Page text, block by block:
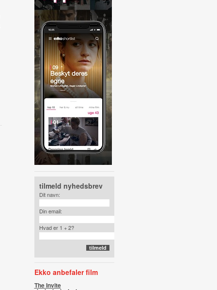
tilmeld nyhedsbrev
Dit navn:
Din email:
Hvad er 1 + 2?
Ekko anbefaler film
The Invite